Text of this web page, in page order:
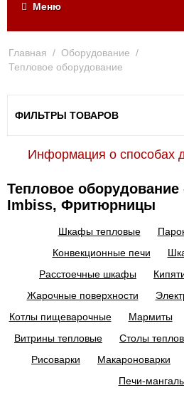
Меню
Главная / Оборудование /
Тепловое оборудование
ФИЛЬТРЫ ТОВАРОВ
Информация о способах
Тепловое
Imbiss, Фритюрницы
Шкафы тепловые
Конвекционные печи
Расстоечные шкафы
Жарочные поверхности
Котлы пищеварочные
Мармиты
Витрины тепловые
Столы
Рисоварки
Макароноварки
Печи-